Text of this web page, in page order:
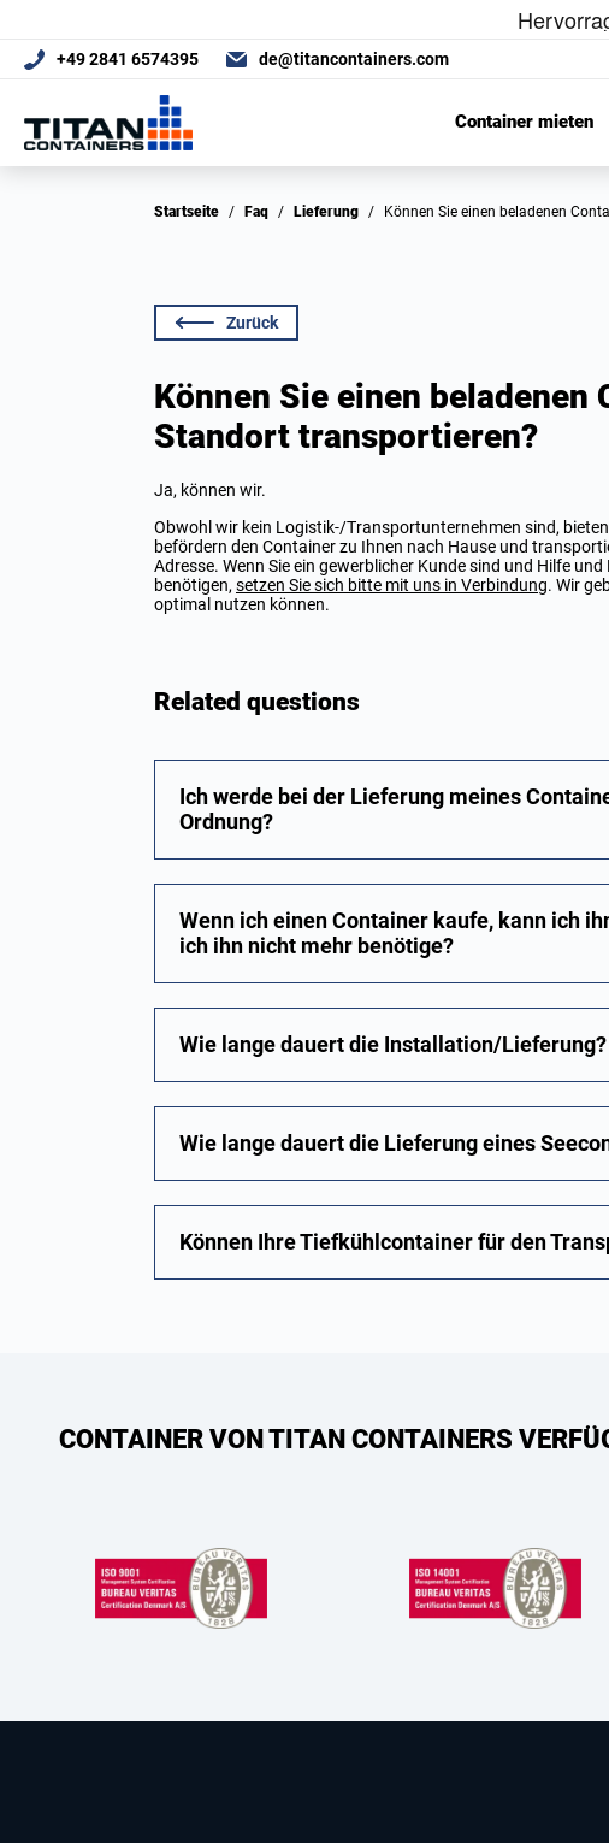
+49 2841 6574395 de@titancontainers.com
Container mieten
Startseite / Faq / Lieferung / Können Sie einen beladenen
Zurück
Können Sie einen beladenen
Standort transportieren?
Ja, können wir.
Obwohl wir kein Logistik-/Transportunternehmen sind,
befördern den Container zu Ihnen nach Hause und
Adresse. Wenn Sie ein gewerblicher Kunde sind und Hilfe
benötigen, setzen Sie sich bitte mit uns in Verbindung. Wir
optimal nutzen können.
Related questions
Ich werde bei der Lieferung meines
Ordnung?
Wenn ich einen Container kaufe, kann ich
ich ihn nicht mehr benötige?
Wie lange dauert die Installation/Lieferung?
Wie lange dauert die Lieferung eines
Können Ihre Tiefkühlcontainer für den
CONTAINER VON TITAN CONTAINERS